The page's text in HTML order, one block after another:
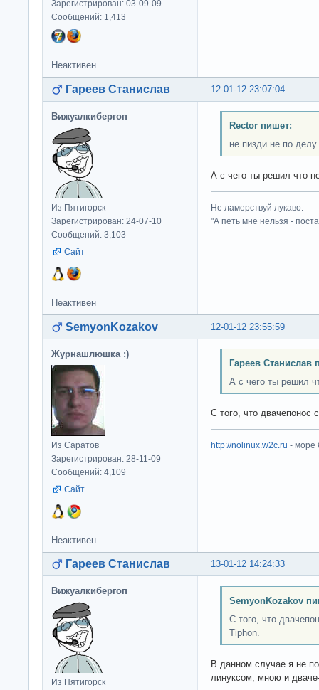
Зарегистрирован: 03-09-09
Сообщений: 1,413
Неактивен
12-01-12 23:07:04
Гареев Станислав
Вижуалкибергоп
Из Пятигорск
Зарегистрирован: 24-07-10
Сообщений: 3,103
Сайт
Rector пишет:
не пизди не по делу.
А с чего ты решил что
Не ламерствуй лукаво.
"А петь мне нельзя -
Неактивен
12-01-12 23:55:59
SemyonKozakov
Журнашлюшка :)
Из Саратов
Зарегистрирован: 28-11-09
Сообщений: 4,109
Сайт
Гареев Станислав
А с чего ты решил
С того, что двачепонос
http://nolinux.w2c.ru - море
Неактивен
13-01-12 14:24:33
Гареев Станислав
Вижуалкибергоп
Из Пятигорск
SemyonKozakov
С того, что
Tiphon.
В данном случае я не
линуксом, мною и